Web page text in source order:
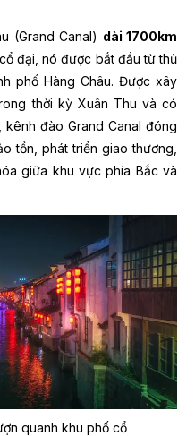
(Grand Canal) dài 1700km
đại, nó được bắt đầu từ thủ
phố Hàng Châu. Được xây
thời kỳ Xuân Thu và có
, kênh đào Grand Canal đóng
tồn, phát triển giao thương,
giữa khu vực phía Bắc và
quanh khu phố cổ